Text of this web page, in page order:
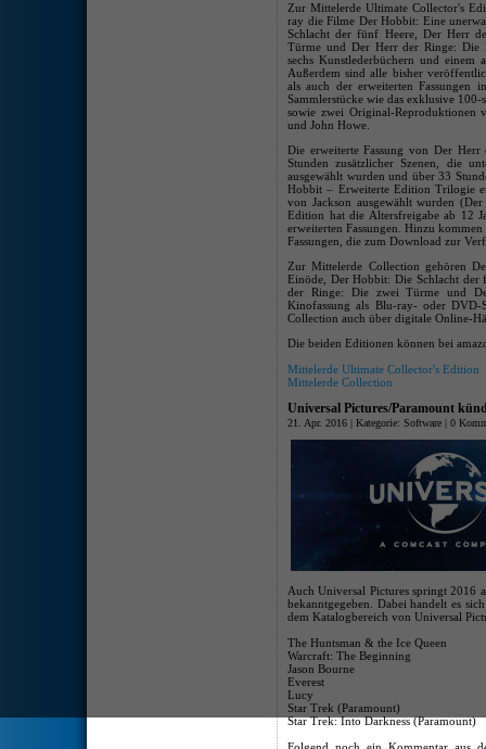
Zur Mittelerde Ultimate Collector's
ray die Filme Der Hobbit: Eine
Schlacht der fünf Heere, Der Herr
Türme und Der Herr der Ringe: Die
sechs Kunstlederbüchern und
Außerdem sind alle bisher
als auch der erweiterten Fassungen
Sammlerstücke wie das exklusive
sowie zwei Original-Reproduktionen
und John Howe.
Die erweiterte Fassung von Der
Stunden zusätzlicher Szenen, die
ausgewählt wurden und über 33
Hobbit – Erweiterte Edition Trilogie
von Jackson ausgewählt wurden
Edition hat die Altersfreigabe ab 12
erweiterten Fassungen. Hinzu
Fassungen, die zum Download zur
Zur Mittelerde Collection gehören
Einöde, Der Hobbit: Die Schlacht
der Ringe: Die zwei Türme und
Kinofassung als Blu-ray- oder DVD-
Collection auch über digitale Online-
Die beiden Editionen können bei
Mittelerde Ultimate Collector's Edition
Mittelerde Collection
Universal Pictures/Paramount
21. Apr. 2016 | Kategorie: Software | 0
Auch Universal Pictures springt 2016
bekanntgegeben. Dabei handelt es
dem Katalogbereich von Universal
The Huntsman & the Ice Queen
Warcraft: The Beginning
Jason Bourne
Everest
Lucy
Star Trek (Paramount)
Star Trek: Into Darkness (Paramount)